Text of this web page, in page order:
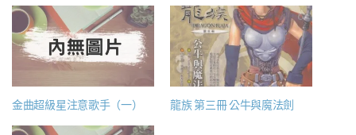
金曲超級星注意歌手（一） 龍族 第三冊 公牛與魔法劍